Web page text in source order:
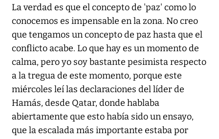
La verdad es que el concepto de 'paz' como lo
conocemos es impensable en la zona. No creo
que tengamos un concepto de paz hasta que el
conflicto acabe. Lo que hay es un momento de
calma, pero yo soy bastante pesimista respecto
a la tregua de este momento, porque este
miércoles leí las declaraciones del líder de
Hamás, desde Qatar, donde hablaba
abiertamente que esto había sido un ensayo,
que la escalada más importante estaba por